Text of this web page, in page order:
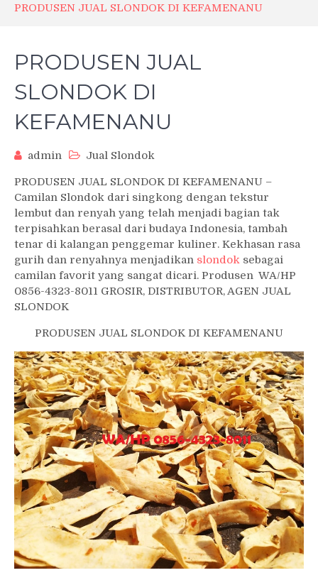
PRODUSEN JUAL SLONDOK DI KEFAMENANU
PRODUSEN JUAL
SLONDOK DI
KEFAMENANU
admin Jual Slondok
PRODUSEN JUAL SLONDOK DI KEFAMENANU –
Camilan Slondok dari singkong dengan tekstur
lembut dan renyah yang telah menjadi bagian tak
terpisahkan berasal dari budaya Indonesia, tambah
tenar di kalangan penggemar kuliner. Kekhasan rasa
gurih dan renyahnya menjadikan slondok sebagai
camilan favorit yang sangat dicari. Produsen WA/HP
0856-4323-8011 GROSIR, DISTRIBUTOR, AGEN JUAL
SLONDOK
PRODUSEN JUAL SLONDOK DI KEFAMENANU